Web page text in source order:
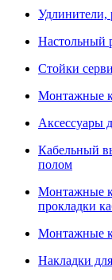
Удлинители,
Настольный
Стойки
Монтажные
Аксессуары
Кабельный
полом
Монтажные
прокладки
Монтажные
Накладки